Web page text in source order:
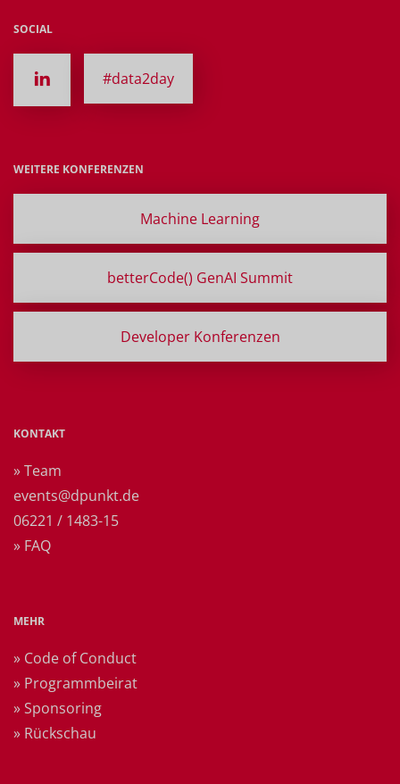
SOCIAL
#data2day
WEITERE KONFERENZEN
Machine Learning
betterCode() GenAI Summit
Developer Konferenzen
KONTAKT
» Team
events@dpunkt.de
06221 / 1483-15
» FAQ
MEHR
» Code of Conduct
» Programmbeirat
» Sponsoring
» Rückschau